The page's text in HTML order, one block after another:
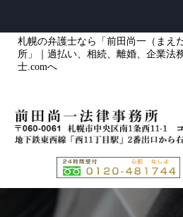
札幌の弁護士なら「前田尚一（まえ
所」｜過払い、相続、離婚、企業法
士.comへ